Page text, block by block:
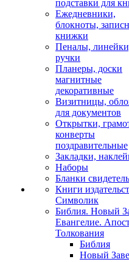
подставки для
Ежедневники,
блокноты,
книжки
Пеналы,
ручки
Планеры, доски
магнитные
декоративные
Визитницы,
для документов
Открытки,
конверты
поздравительные
Закладки,
Наборы
Бланки
Книги
Символик
Библия. Новый
Евангелие.
Толкования
Библия
Новый